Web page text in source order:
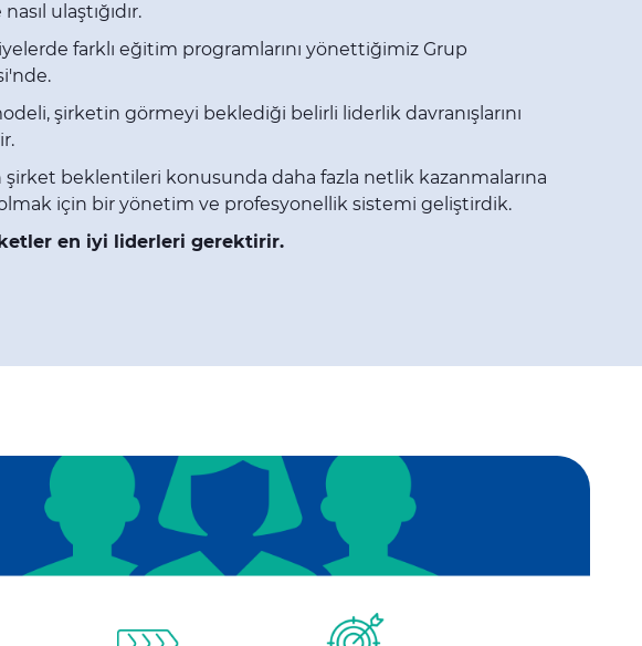
ulaştığıdır.
farklı eğitim programlarını yönettiğimiz Grup
şirketin görmeyi beklediği belirli liderlik davranışlarını
şirket beklentileri konusunda daha fazla netlik kazanmalarına
olmak için bir yönetim ve profesyonellik sistemi geliştirdik.
en iyi liderleri gerektirir.